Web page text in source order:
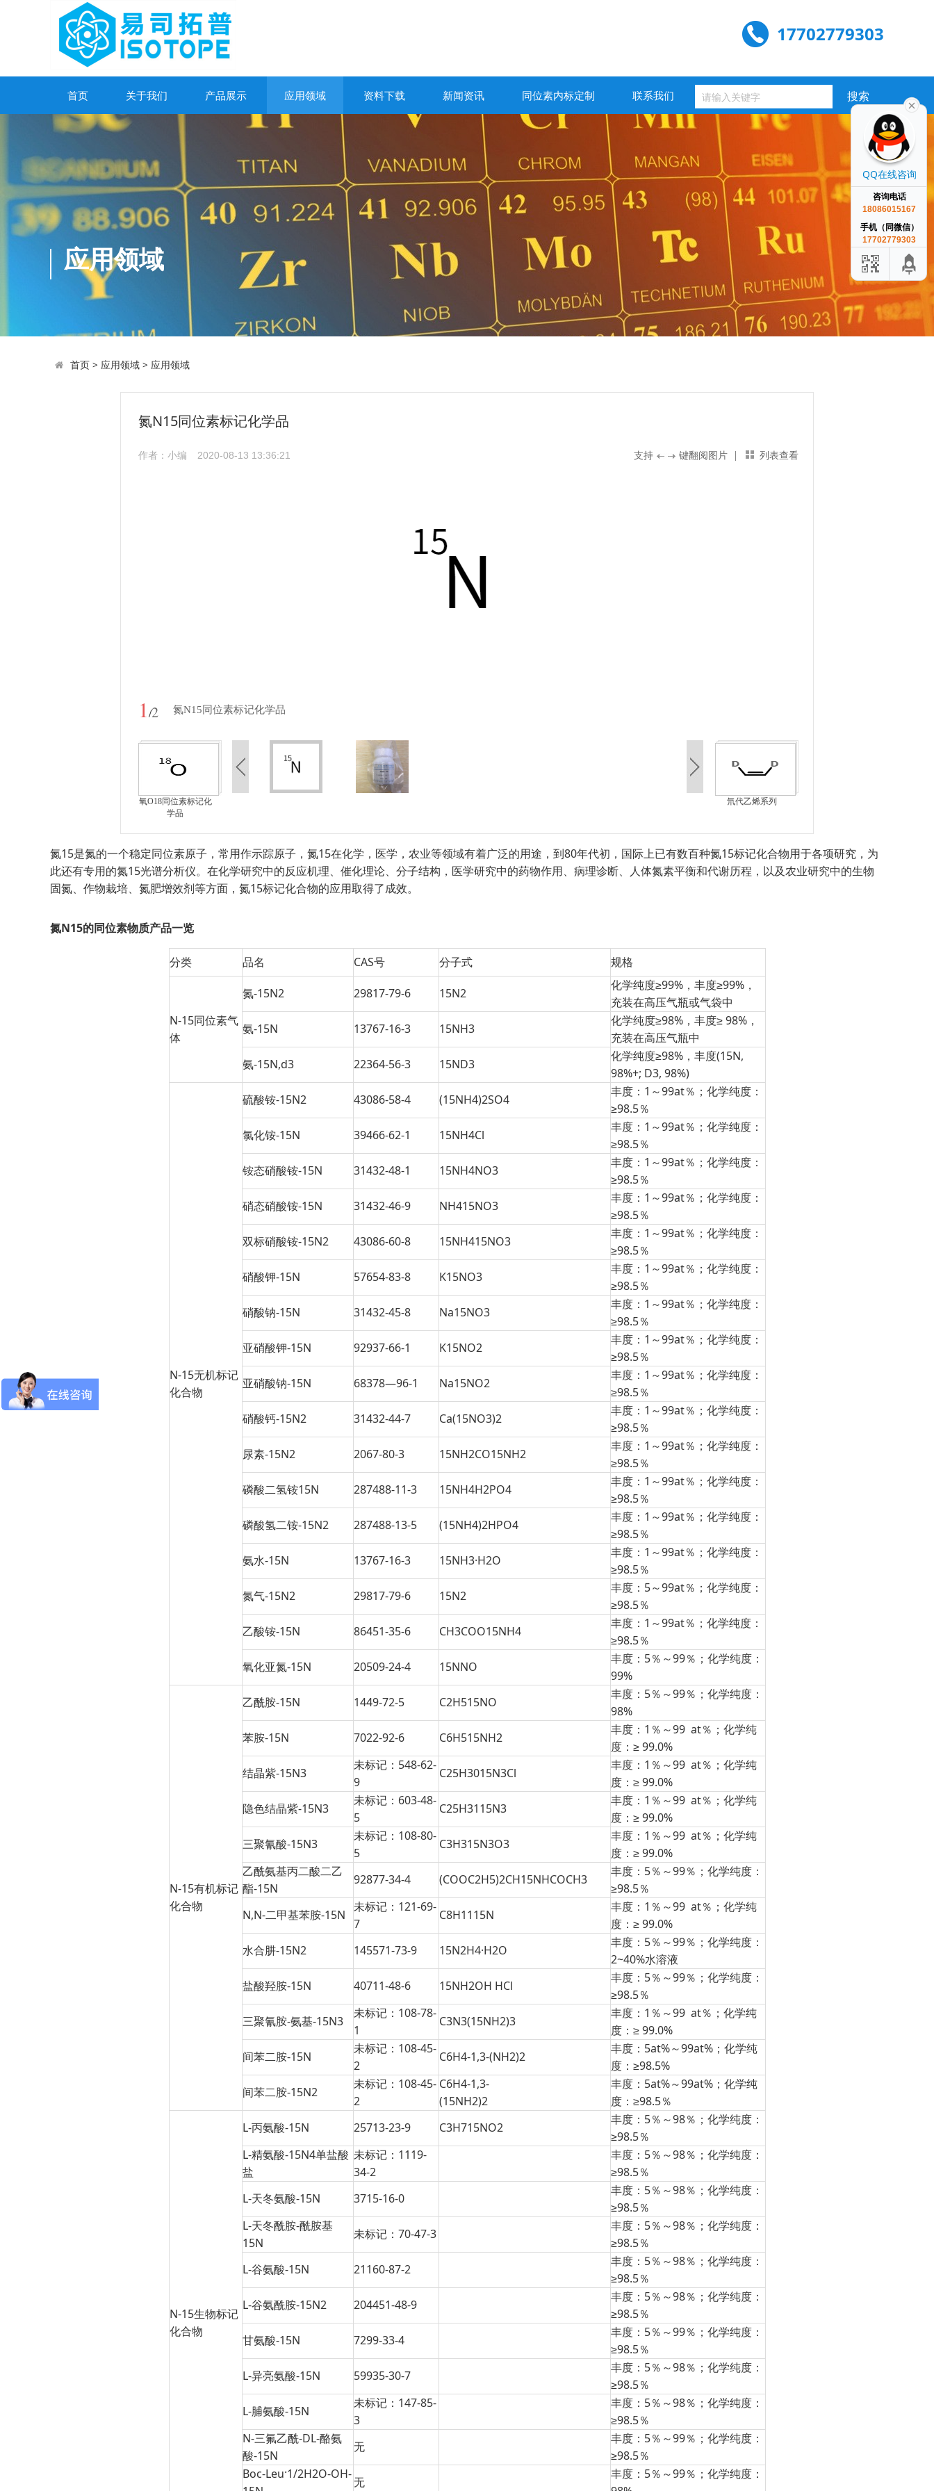
17702779303
首页 关于我们 产品展示 应用领域 资料下载 新闻资讯 同位素内标定制 联系我们
应用领域
首页> 应用领域> 应用领域
氮N15同位素标记化学品
作者：小编 2020-08-13 13:36:21 支持 键翻阅图片 | 列表查看
1/2 氮N15同位素标记化学品
氧O18同位素标记化
学品
氘代乙烯系列
氮15是氮的一个稳定同位素原子，常用作示踪原子，氮15在化学，医学，农业等领域有着广泛的用途，到80年代初，国际上已有数百种氮15标记化合物用于各项研究，为
此还有专用的氮15光谱分析仪。在化学研究中的反应机理、催化理论、分子结构，医学研究中的药物作用、病理诊断、人体氮素平衡和代谢历程，以及农业研究中的生物
固氮、作物栽培、氮肥增效剂等方面，氮15标记化合物的应用取得了成效。
氮N15的同位素物质产品一览
分类 品名 CAS号 分子式 规格
N-15同位素气
体
氮-15N2 29817-79-6 15N2
化学纯度≥99%，丰度≥99%，
充装在高压气瓶或气袋中
氨-15N
13767-16-3 15NH3
化学纯度≥98%，丰度≥ 98%，
充装在高压气瓶中
氨-15N,d3
22364-56-3 15ND3
化学纯度≥98%，丰度(15N,
98%+; D3, 98%)
N-15无机标记
化合物
硫酸铵-15N2 43086-58-4 (15NH4)2SO4
丰度：1～99at％；化学纯度：
≥98.5％
氯化铵-15N
39466-62-1 15NH4Cl
丰度：1～99at％；化学纯度：
≥98.5％
铵态硝酸铵-15N
31432-48-1 15NH4NO3
丰度：1～99at％；化学纯度：
≥98.5％
硝态硝酸铵-15N
31432-46-9 NH415NO3
丰度：1～99at％；化学纯度：
≥98.5％
双标硝酸铵-15N2
43086-60-8 15NH415NO3
丰度：1～99at％；化学纯度：
≥98.5％
硝酸钾-15N
57654-83-8 K15NO3
丰度：1～99at％；化学纯度：
≥98.5％
硝酸钠-15N
31432-45-8 Na15NO3
丰度：1～99at％；化学纯度：
≥98.5％
亚硝酸钾-15N
92937-66-1 K15NO2
丰度：1～99at％；化学纯度：
≥98.5％
亚硝酸钠-15N
68378—96-1 Na15NO2
丰度：1～99at％；化学纯度：
≥98.5％
硝酸钙-15N2
31432-44-7 Ca(15NO3)2
丰度：1～99at％；化学纯度：
≥98.5％
尿素-15N2
2067-80-3 15NH2CO15NH2
丰度：1～99at％；化学纯度：
≥98.5％
磷酸二氢铵15N
287488-11-3 15NH4H2PO4
丰度：1～99at％；化学纯度：
≥98.5％
磷酸氢二铵-15N2
287488-13-5 (15NH4)2HPO4
丰度：1～99at％；化学纯度：
≥98.5％
氨水-15N
13767-16-3 15NH3·H2O
丰度：1～99at％；化学纯度：
≥98.5％
氮气-15N2
29817-79-6 15N2
丰度：5～99at％；化学纯度：
≥98.5％
乙酸铵-15N
86451-35-6 CH3COO15NH4
丰度：1～99at％；化学纯度：
≥98.5％
氧化亚氮-15N
20509-24-4 15NNO
丰度：5％～99％；化学纯度：
99%
N-15有机标记
化合物
乙酰胺-15N 1449-72-5 C2H515NO
丰度：5％～99％；化学纯度：
98%
苯胺-15N
7022-92-6 C6H515NH2
丰度：1％～99 at％；化学纯
度：≥ 99.0%
结晶紫-15N3
未标记：548-62-
9
C25H3015N3Cl
丰度：1％～99 at％；化学纯
度：≥ 99.0%
隐色结晶紫-15N3
未标记：603-48-
5
C25H3115N3
丰度：1％～99 at％；化学纯
度：≥ 99.0%
三聚氰酸-15N3
未标记：108-80-
5
C3H315N3O3
丰度：1％～99 at％；化学纯
度：≥ 99.0%
乙酰氨基丙二酸二乙
酯-15N
92877-34-4 (COOC2H5)2CH15NHCOCH3
丰度：5％～99％；化学纯度：
≥98.5％
N,N-二甲基苯胺-15N
未标记：121-69-
7
C8H1115N
丰度：1％～99 at％；化学纯
度：≥ 99.0%
水合肼-15N2
145571-73-9 15N2H4·H2O
丰度：5％～99％；化学纯度：
2~40%水溶液
盐酸羟胺-15N
40711-48-6 15NH2OH HCl
丰度：5％～99％；化学纯度：
≥98.5％
三聚氰胺-氨基-15N3
未标记：108-78-
1
C3N3(15NH2)3
丰度：1％～99 at％；化学纯
度：≥ 99.0%
间苯二胺-15N
未标记：108-45-
2
C6H4-1,3-(NH2)2
丰度：5at%～99at%；化学纯
度：≥98.5%
间苯二胺-15N2
未标记：108-45-
2
C6H4-1,3-
(15NH2)2
丰度：5at%～99at%；化学纯
度：≥98.5％
N-15生物标记
化合物
L-丙氨酸-15N 25713-23-9 C3H715NO2
丰度：5％～98％；化学纯度：
≥98.5％
L-精氨酸-15N4单盐酸
盐
未标记：1119-
34-2
丰度：5％～98％；化学纯度：
≥98.5％
L-天冬氨酸-15N
3715-16-0
丰度：5％～98％；化学纯度：
≥98.5％
L-天冬酰胺-酰胺基
15N
未标记：70-47-3
丰度：5％～98％；化学纯度：
≥98.5％
L-谷氨酸-15N
21160-87-2
丰度：5％～98％；化学纯度：
≥98.5％
L-谷氨酰胺-15N2
204451-48-9
丰度：5％～98％；化学纯度：
≥98.5％
甘氨酸-15N
7299-33-4
丰度：5％～99％；化学纯度：
≥98.5％
L-异亮氨酸-15N
59935-30-7
丰度：5％～98％；化学纯度：
≥98.5％
L-脯氨酸-15N
未标记：147-85-
3
丰度：5％～98％；化学纯度：
≥98.5％
N-三氟乙酰-DL-酪氨
酸-15N
无
丰度：5％～99％；化学纯度：
≥98.5％
Boc-Leu·1/2H2O-OH-
无
丰度：5％～99％；化学纯度：
QQ在线咨询
咨询电话
18086015167
手机（同微信）
17702779303